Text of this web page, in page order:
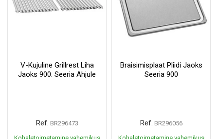
V-Kujuline Grillrest Liha
Jaoks 900. Seeria Ahjule
Ref. BR296473
Braisimisplaat Pliidi Jaoks
Seeria 900
Ref. BR296056